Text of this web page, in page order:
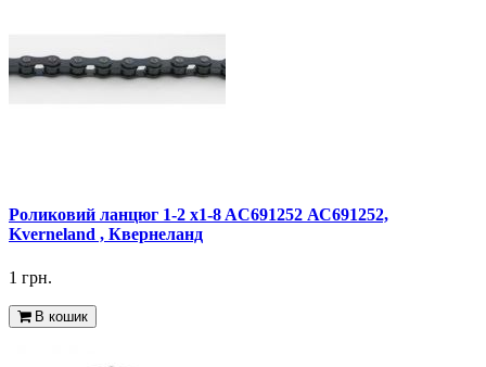
Роликовий ланцюг 1-2 x1-8 AC691252 АС691252,
Kverneland , Квернеланд
1 грн.
В кошик